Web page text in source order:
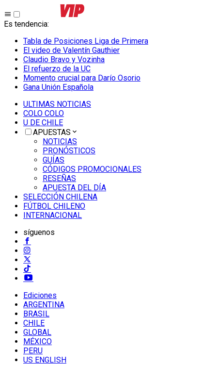
Es tendencia:
Tabla de Posiciones Liga de Primera
El video de Valentín Gauthier
Claudio Bravo y Vozinha
El refuerzo de la UC
Momento crucial para Darío Osorio
Gana Unión Española
ULTIMAS NOTICIAS
COLO COLO
U DE CHILE
APUESTAS
NOTICIAS
PRONÓSTICOS
GUÍAS
CÓDIGOS PROMOCIONALES
RESEÑAS
APUESTA DEL DÍA
SELECCIÓN CHILENA
FÚTBOL CHILENO
INTERNACIONAL
síguenos
Ediciones
ARGENTINA
BRASIL
CHILE
GLOBAL
MÉXICO
PERU
US ENGLISH